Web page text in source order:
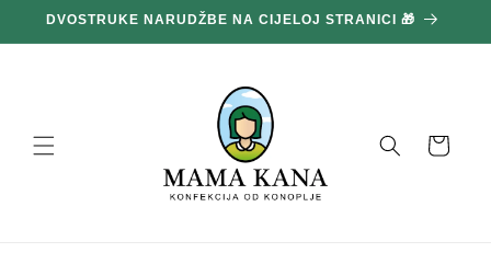
na
sadržaj
DVOSTRUKE NARUDŽBE NA CIJELOJ STRANICI 🎁
Košara